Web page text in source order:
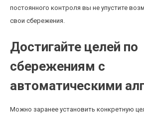
постоянного контроля вы не упустите
свои сбережения.
Достигайте целей по
сбережениям с
автоматическими
Можно заранее установить конкретную